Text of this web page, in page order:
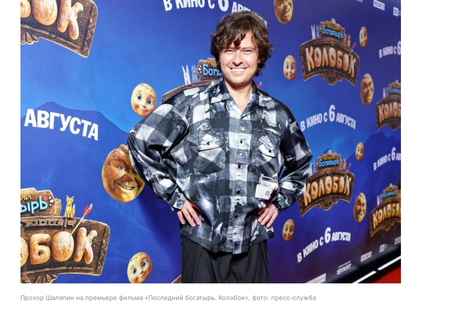
Прохор Шаляпин на премьере фильма «Последний богатырь. Колобок», фото: пресс-служба